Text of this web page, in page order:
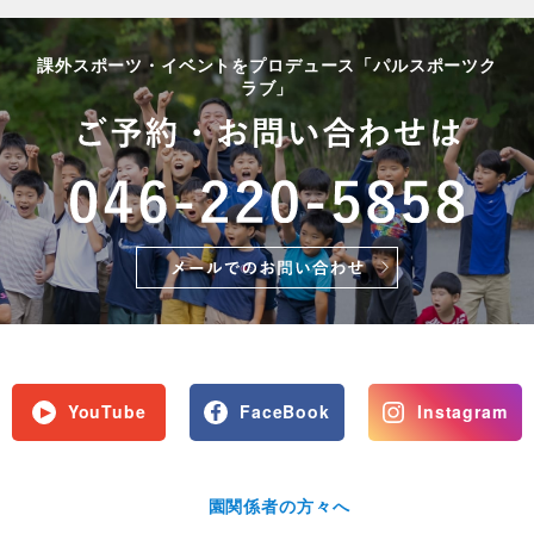
課外スポーツ・イベントをプロデュース「パルスポーツク
ラブ」
YouTube FaceBook Instagram
園関係者の方々へ